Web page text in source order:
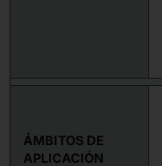
ÁMBITOS DE
APLICACIÓN